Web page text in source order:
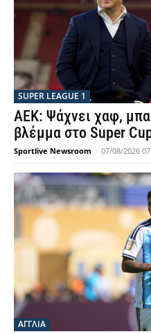
SUPER LEAGUE 1
ΑΕΚ: Ψάχνει χαφ,
βλέμμα στο Super
Sportlive Newsroom - 07/08/2026
ΑΓΓΛΙΑ